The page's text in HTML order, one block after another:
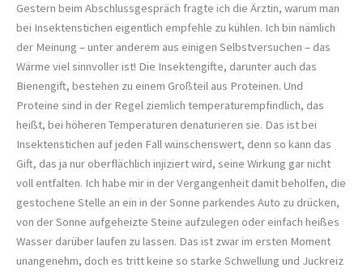
Gestern beim Abschlussgespräch fragte ich die Ärztin, warum man
bei Insektenstichen eigentlich empfehle zu kühlen. Ich bin nämlich
der Meinung – unter anderem aus einigen Selbstversuchen – das
Wärme viel sinnvoller ist! Die Insektengifte, darunter auch das
Bienengift, bestehen zu einem Großteil aus Proteinen. Und
Proteine sind in der Regel ziemlich temperaturempfindlich, das
heißt, bei höheren Temperaturen denaturieren sie. Das ist bei
Insektenstichen auf jeden Fall wünschenswert, denn so kann das
Gift, das ja nur oberflächlich injiziert wird, seine Wirkung gar nicht
voll entfalten. Ich habe mir in der Vergangenheit damit beholfen, die
gestochene Stelle an ein in der Sonne parkendes Auto zu drücken,
von der Sonne aufgeheizte Steine aufzulegen oder einfach heißes
Wasser darüber laufen zu lassen. Das ist zwar im ersten Moment
unangenehm, doch es tritt keine so starke Schwellung und Juckreiz